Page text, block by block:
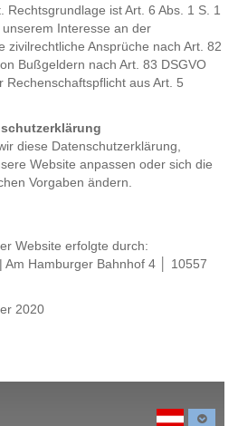
ist Art. 6 Abs. 1 S. 1
Interesse an der
zivilrechtliche Ansprüche nach Art. 82
Bußgeldern nach Art. 83 DSGVO
aus Art. 5
diese Datenschutzerklärung,
Website anpassen oder sich die
Vorgaben ändern.
Website erfolgte durch:
Am Hamburger Bahnhof 4 │ 10557
2020